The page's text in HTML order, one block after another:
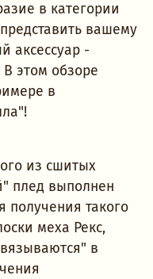
в категории
вашему
аксессуар -
В этом обзоре
в
из сшитых
плед выполнен
получения такого
меха Рекс,
в